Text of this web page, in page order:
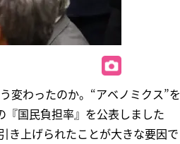
変わったのか。“アベノミクス”を
『国民負担率』を公表しました
き上げられたことが大きな要因で